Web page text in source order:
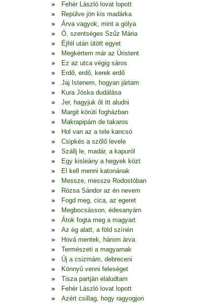
Fehér László lovat lopott
Repülve jön kis madárka
Árva vagyok, mint a gólya
Ó, szentséges Szűz Mária
Éjfél után ütött egyet
Megkértem már az Úristent
Ez az utca végig sáros
Erdő, erdő, kerek erdő
Jaj Istenem, hogyan jártam
Kura Jóska dudálása
Jer, hagyjuk őt itt aludni
Margit körúti fogházban
Makrapipám de takaros
Hol van az a tele kancsó
Csipkés a szőlő levele
Szállj le, madár, a kapuról
Egy kisleány a hegyek közt
El kell menni katonának
Messze, messze Rodostóban
Rózsa Sándor az én nevem
Fogd meg, cica, az egeret
Megbocsásson, édesanyám
Átok fogta meg a magyart
Az ég alatt, a föld színén
Hová mentek, három árva
Természeti a magyarnak
Új a csizmám, debreceni
Könnyű venni feleséget
Tisza partján elaludtam
Fehér László lovat lopott
Azért csillag, hogy ragyogjon